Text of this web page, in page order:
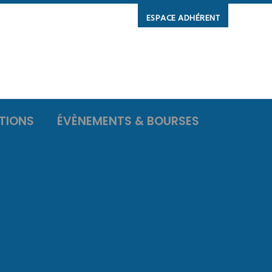
ESPACE ADHÉRENT
ÉVÈNEMENTS & BOURSES